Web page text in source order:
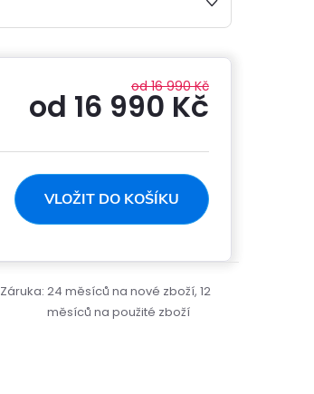
od 16 990 Kč
od 16 990 Kč
cena:
VLOŽIT DO KOŠÍKU
Záruka: 24 měsíců na nové zboží, 12
měsíců na použité zboží